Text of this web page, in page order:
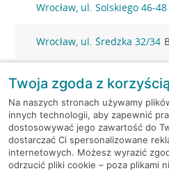
Wrocław, ul. Solskiego 46-48
Wrocław, ul. Średzka 32/34
Wrocław, ul. Średzka 32/34
Wrocław, ul. Średzka 41
Wrocław, ul. Strachocińska
192
Twoja zgoda z
Na naszych stronach używamy
innych technologii, aby zapewnić
dostosowywać jego zawartość do
dostarczać Ci spersonalizowane
internetowych. Możesz wyrazić
odrzucić pliki cookie – poza plikami